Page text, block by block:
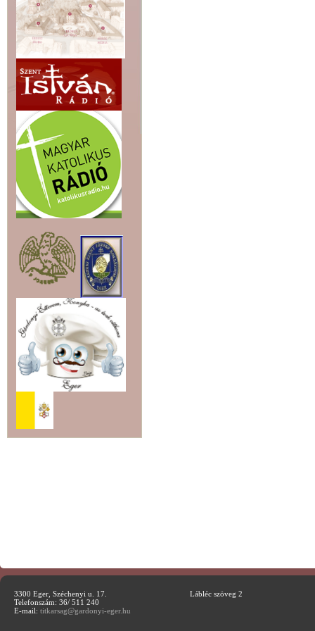
3300 Eger, Széchenyi u. 17.
Telefonszám: 36/ 511 240
E-mail: titkarsag@gardonyi-eger.hu
Lábléc szöveg 2